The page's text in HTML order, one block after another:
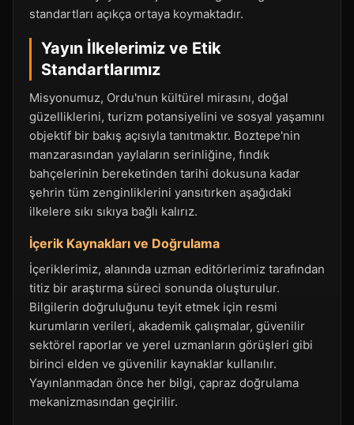
standartları açıkça ortaya koymaktadır.
Yayın İlkelerimiz ve Etik
Standartlarımız
Misyonumuz, Ordu'nun kültürel mirasını, doğal
güzelliklerini, turizm potansiyelini ve sosyal yaşamını
objektif bir bakış açısıyla tanıtmaktır. Boztepe'nin
manzarasından yaylaların serinliğine, fındık
bahçelerinin bereketinden tarihi dokusuna kadar
şehrin tüm zenginliklerini yansıtırken aşağıdaki
ilkelere sıkı sıkıya bağlı kalırız.
İçerik Kaynakları ve Doğrulama
İçeriklerimiz, alanında uzman editörlerimiz tarafından
titiz bir araştırma süreci sonunda oluşturulur.
Bilgilerin doğruluğunu teyit etmek için resmi
kurumların verileri, akademik çalışmalar, güvenilir
sektörel raporlar ve yerel uzmanların görüşleri gibi
birinci elden ve güvenilir kaynaklar kullanılır.
Yayınlanmadan önce her bilgi, çapraz doğrulama
mekanizmasından geçirilir.